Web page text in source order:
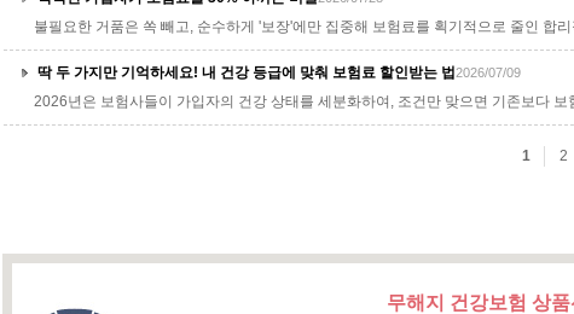
무해지 건강보험 상품